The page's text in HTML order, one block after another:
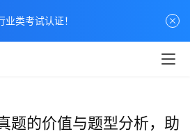
题的价值与题型分析，助
类考试认证！